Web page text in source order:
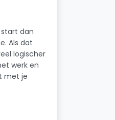
dan
Als dat
logischer
werk en
met je